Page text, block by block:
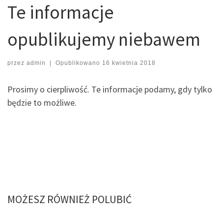
Te informacje
opublikujemy niebawem
przez admin | Opublikowano 16 kwietnia 2018
Prosimy o cierpliwość. Te informacje podamy, gdy tylko
będzie to możliwe.
MOŻESZ RÓWNIEŻ POLUBIĆ